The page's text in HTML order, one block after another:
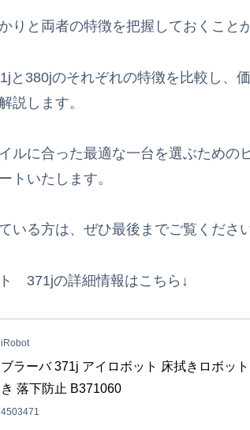
りと両者の特徴を把握しておくこと
と380jのそれぞれの特徴を比較し、
説します。
ルに合った最適な一台を選ぶための
トいたします。
いる方は、ぜひ最後までご覧ください
371jの詳細情報はこちら↓
iRobot
ブラーバ 371j アイロボット 床拭きロボッ
き 落下防止 B371060
4503471